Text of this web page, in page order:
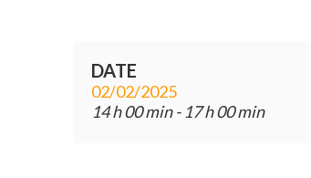
DATE
02/02/2025
14 h 00 min - 17 h 00 min